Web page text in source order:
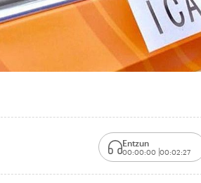
Entzun
00:00:00 00:02:27